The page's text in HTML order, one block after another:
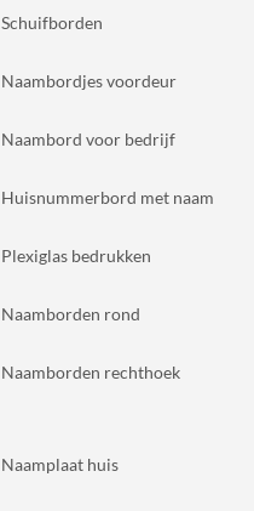
Schuifborden
Naambordjes voordeur
Naambord voor bedrijf
Huisnummerbord met naam
Plexiglas bedrukken
Naamborden rond
Naamborden rechthoek
Naamplaat huis